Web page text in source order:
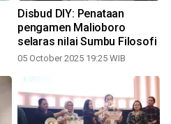
Disbud DIY: Penataan
pengamen Malioboro
selaras nilai Sumbu Filosofi
05 October 2025 19:25 WIB